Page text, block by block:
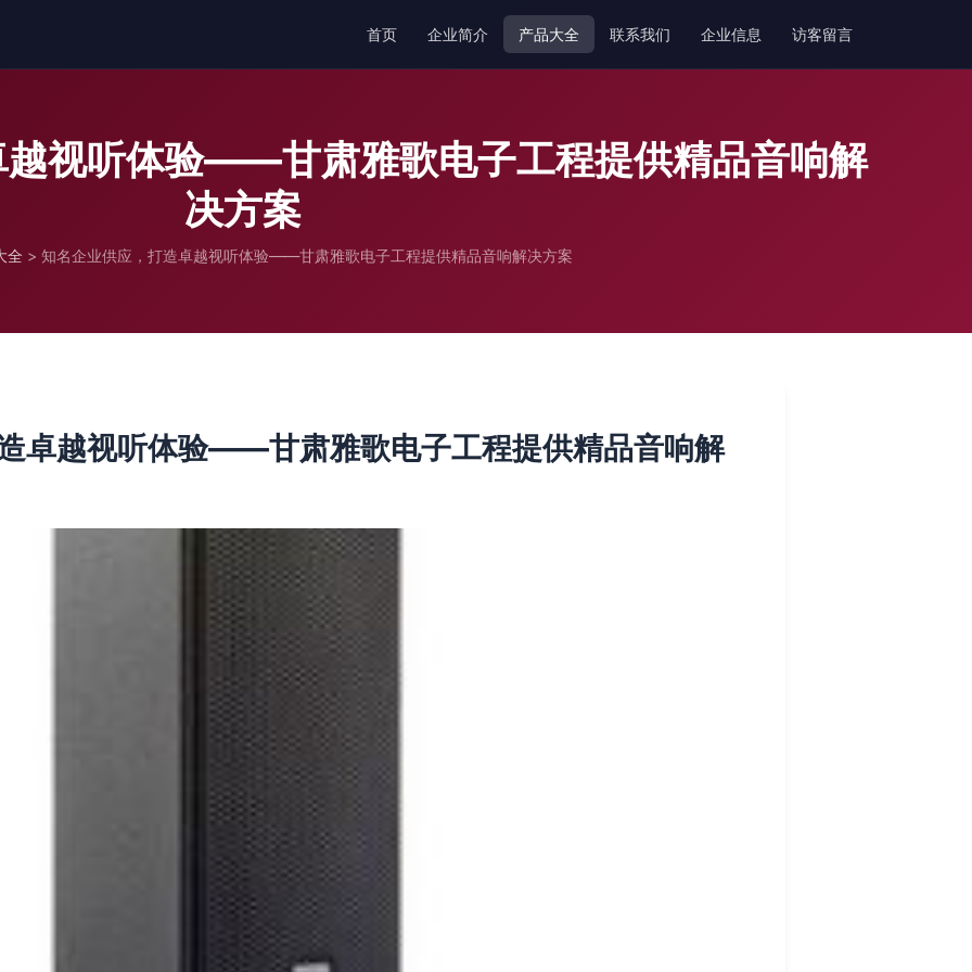
首页 企业简介 产品大全 联系我们 企业信息 访客留言
越视听体验——甘肃雅歌电子工程提供精品音响解
决方案
全 > 知名企业供应，打造卓越视听体验——甘肃雅歌电子工程提供精品音响解决方案
卓越视听体验——甘肃雅歌电子工程提供精品音响解